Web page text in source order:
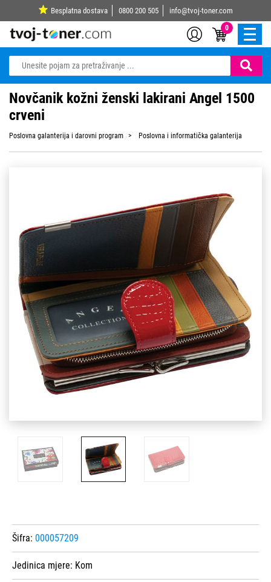
Besplatna dostava 0800 200 505 info@tvoj-toner.com
0
Novčanik kožni ženski lakirani Angel 1500
crveni
Poslovna galanterija i darovni program Poslovna i informatička galanterija
Šifra: 000057209
Jedinica mjere: Kom